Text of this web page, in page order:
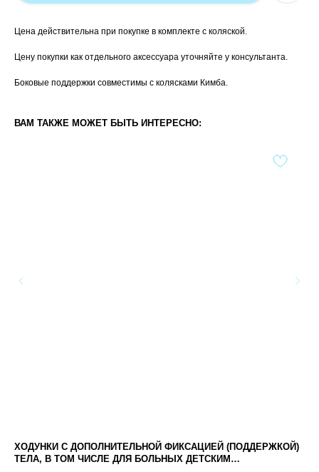
Цена действительна при покупке в комплекте с коляской.
Цену покупки как отдельного аксессуара уточняйте у консультанта.
Боковые поддержки совместимы c колясками Кимба.
ВАМ ТАКЖЕ МОЖЕТ БЫТЬ ИНТЕРЕСНО:
ХОДУНКИ С ДОПОЛНИТЕЛЬНОЙ ФИКСАЦИЕЙ (ПОДДЕРЖКОЙ)
ТЕЛА, В ТОМ ЧИСЛЕ ДЛЯ БОЛЬНЫХ ДЕТСКИМ